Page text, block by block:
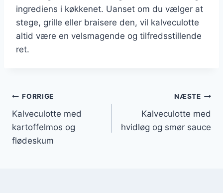
ingrediens i køkkenet. Uanset om du vælger at
stege, grille eller braisere den, vil kalveculotte
altid være en velsmagende og tilfredsstillende
ret.
Indlægsnavigation
FORRIGE
Kalveculotte med
kartoffelmos og
flødeskum
NÆSTE
Kalveculotte med
hvidløg og smør sauce